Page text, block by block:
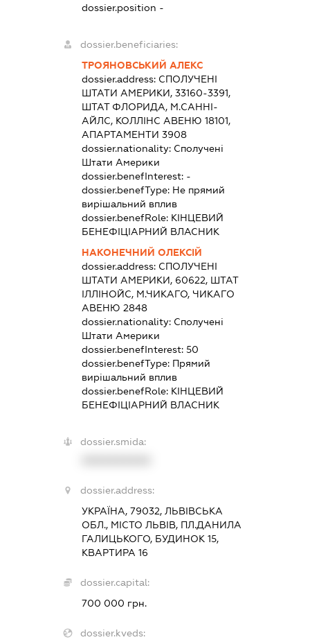
dossier.position -
dossier.beneficiaries:
ТРОЯНОВСЬКИЙ АЛЕКС
dossier.address: СПОЛУЧЕНІ
ШТАТИ АМЕРИКИ, 33160-3391,
ШТАТ ФЛОРИДА, М.САННІ-
АЙЛС, КОЛЛІНС АВЕНЮ 18101,
АПАРТАМЕНТИ 3908
dossier.nationality: Сполучені
Штати Америки
dossier.benefInterest: -
dossier.benefType: Не прямий
вирішальний вплив
dossier.benefRole: КІНЦЕВИЙ
БЕНЕФІЦІАРНИЙ ВЛАСНИК
НАКОНЕЧНИЙ ОЛЕКСІЙ
dossier.address: СПОЛУЧЕНІ
ШТАТИ АМЕРИКИ, 60622, ШТАТ
ІЛЛІНОЙС, М.ЧИКАГО, ЧИКАГО
АВЕНЮ 2848
dossier.nationality: Сполучені
Штати Америки
dossier.benefInterest:50
dossier.benefType: Прямий
вирішальний вплив
dossier.benefRole: КІНЦЕВИЙ
БЕНЕФІЦІАРНИЙ ВЛАСНИК
dossier.smida:
dossier.address:
УКРАЇНА, 79032, ЛЬВІВСЬКА
ОБЛ., МІСТО ЛЬВІВ, ПЛ.ДАНИЛА
ГАЛИЦЬКОГО, БУДИНОК 15,
КВАРТИРА 16
dossier.capital:
700 000 грн.
dossier.kveds: